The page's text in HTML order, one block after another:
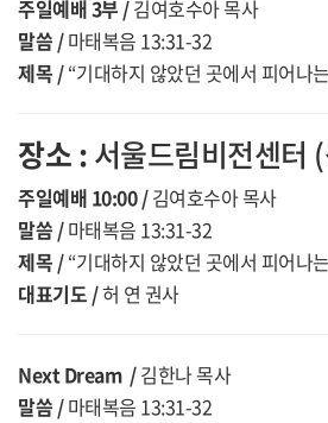
주일예배 3부 /김여호수아 목사
말씀 /마태복음 13:31-32
제목 /“기대하지 않았던 곳에서 피어나
장소 :서울드림비전센터
주일예배 10:00 /김여호수아 목사
말씀 /마태복음 13:31-32
제목 /“기대하지 않았던 곳에서 피어나
대표기도 /허 연 권사
Next Dream /김한나 목사
말씀 /마태복음 13:31-32